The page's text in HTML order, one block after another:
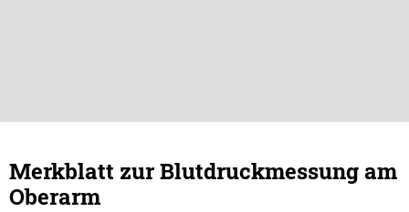
Merkblatt zur Blutdruckmessung am
Oberarm